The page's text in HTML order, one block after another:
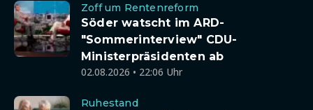
Zoff um Rentenreform
Söder watscht im ARD-
"Sommerinterview" CDU-
Ministerpräsidenten ab
02.08.2026 • 22:06 Uhr
Ruhestand